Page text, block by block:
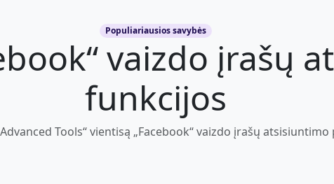
Populiariausios savybės
vaizdo įrašų
funkcijos
Tools“ vientisą „Facebook“ vaizdo įrašų